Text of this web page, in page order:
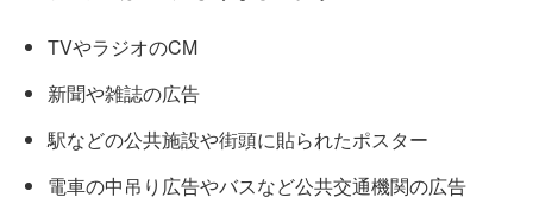
TVやラジオのCM
新聞や雑誌の広告
駅などの公共施設や街頭に貼られたポスター
電車の中吊り広告やバスなど公共交通機関の広告